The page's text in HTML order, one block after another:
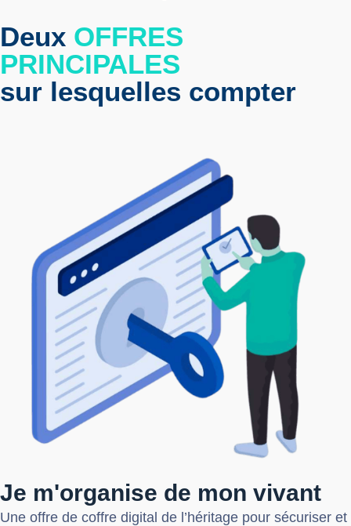
Deux OFFRES
PRINCIPALES
sur lesquelles compter
Je m'organise de mon vivant
Une offre de coffre digital de l’héritage pour sécuriser et